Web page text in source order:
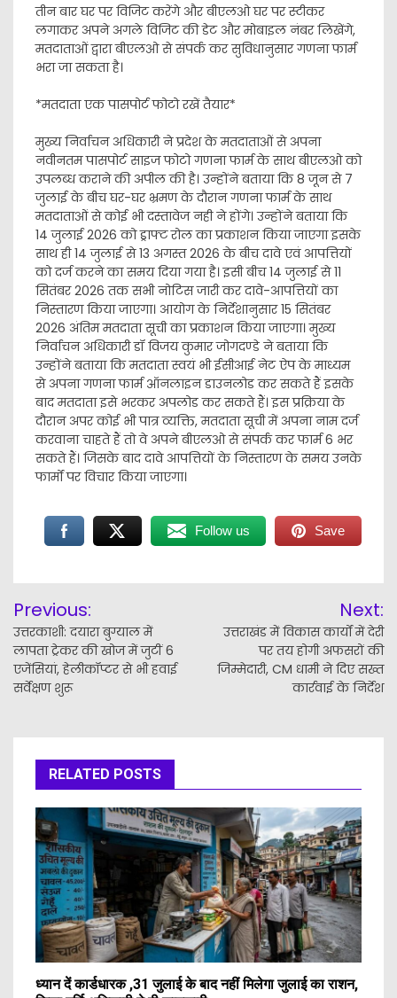
तीन बार घर पर विजिट करेंगे और बीएलओ घर पर स्टीकर
लगाकर अपने अगले विजिट की डेट और मोबाइल नंबर लिखेंगे,
मतदाताओं द्वारा बीएलओ से संपर्क कर सुविधानुसार गणना फार्म
भरा जा सकता है।
*मतदाता एक पासपोर्ट फोटो रखें तैयार*
मुख्य निर्वाचन अधिकारी ने प्रदेश के मतदाताओं से अपना
नवीनतम पासपोर्ट साइज फोटो गणना फार्म के साथ बीएलओ को
उपलब्ध कराने की अपील की है। उन्होंने बताया कि 8 जून से 7
जुलाई के बीच घर-घर भ्रमण के दौरान गणना फार्म के साथ
मतदाताओं से कोई भी दस्तावेज नही ने होंगे। उन्होंने बताया कि
14 जुलाई 2026 को ड्राफ्ट रोल का प्रकाशन किया जाएगा इसके
साथ ही 14 जुलाई से 13 अगस्त 2026 के बीच दावे एवं आपत्तियों
को दर्ज करने का समय दिया गया है। इसी बीच 14 जुलाई से 11
सितंबर 2026 तक सभी नोटिस जारी कर दावे-आपत्तियों का
निस्तारण किया जाएगा। आयोग के निर्देशानुसार 15 सितंबर
2026 अंतिम मतदाता सूची का प्रकाशन किया जाएगा। मुख्य
निर्वाचन अधिकारी डॉ विजय कुमार जोगदण्डे ने बताया कि
उन्होंने बताया कि मतदाता स्वयं भी ईसीआई नेट ऐप के माध्यम
से अपना गणना फार्म ऑनलाइन डाउनलोड कर सकते हैं इसके
बाद मतदाता इसे भरकर अपलोड कर सकते हैं। इस प्रक्रिया के
दौरान अपर कोई भी पात्र व्यक्ति, मतदाता सूची में अपना नाम दर्ज
करवाना चाहते हैं तो वे अपने बीएलओ से संपर्क कर फार्म 6 भर
सकते हैं। जिसके बाद दावे आपत्तियों के निस्तारण के समय उनके
फार्मों पर विचार किया जाएगा।
Follow us Save
navigation
Previous:
उत्तरकाशी: दयारा बुग्याल में
लापता ट्रेकर की खोज में जुटीं 6
एजेंसियां, हेलीकॉप्टर से भी हवाई
सर्वेक्षण शुरू
Next:
उत्तराखंड में विकास कार्यों में देरी
पर तय होगी अफसरों की
जिम्मेदारी, CM धामी ने दिए सख्त
कार्रवाई के निर्देश
RELATED POSTS
ध्यान दें कार्डधारक ,31 जुलाई के बाद नहीं मिलेगा जुलाई का राशन,